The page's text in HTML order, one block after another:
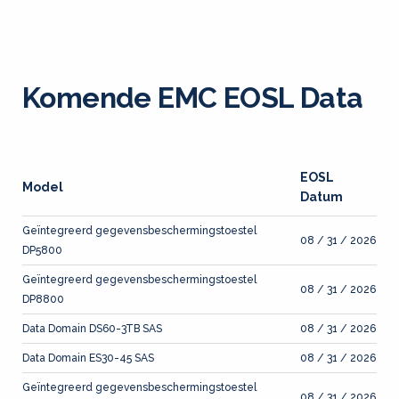
Komende EMC EOSL Data
Model
EOSL
Datum
Geïntegreerd gegevensbeschermingstoestel
DP5800
08 / 31 / 2026
Geïntegreerd gegevensbeschermingstoestel
DP8800
08 / 31 / 2026
Data Domain DS60-3TB SAS 08 / 31 / 2026
Data Domain ES30-45 SAS 08 / 31 / 2026
Geïntegreerd gegevensbeschermingstoestel